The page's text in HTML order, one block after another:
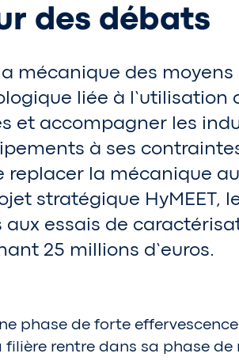
des débats
mécanique des
liée à l’utilisation
et accompagner les
à ses
replacer la mécanique
stratégique HyMEET,
aux essais de
25 millions d’euros.
phase de forte
filière rentre dans sa phase